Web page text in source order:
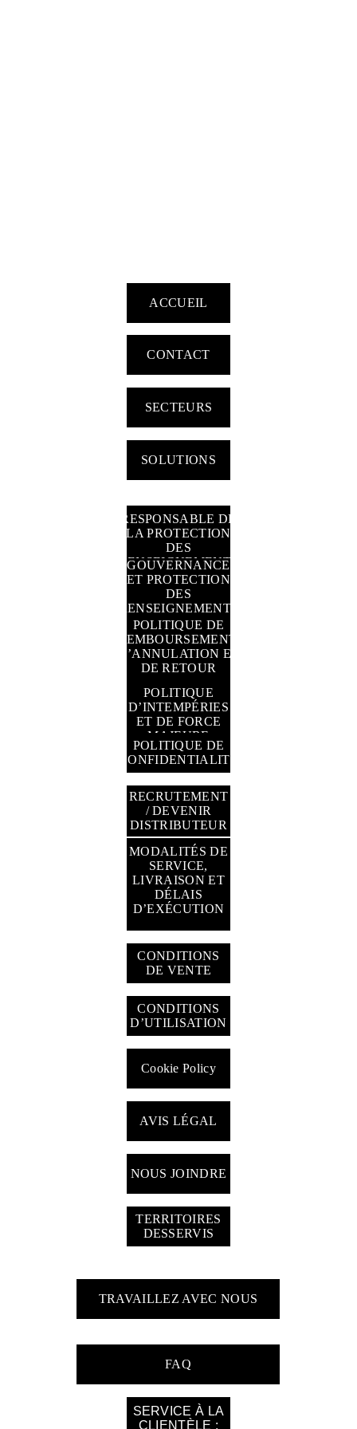
ACCUEIL
CONTACT
SECTEURS
TRAVAILLEZ AVEC NOUS
SOLUTIONS
RESPONSABLE DE
LA PROTECTION
DES
RENSEIGNEMENTS
PERSONNELS
GESTION DES
TÉMOINS
GOUVERNANCE
ET PROTECTION
DES
RENSEIGNEMENTS
PERSONNELS
CONDITIONS
D’UTILISATION
CONDITIONS
DE VENTE
AVIS LÉGAL
POLITIQUE DE
REMBOURSEMENT,
D’ANNULATION ET
DE RETOUR
MODALITÉS DE
SERVICE,
LIVRAISON ET
DÉLAIS
D’EXÉCUTION
POLITIQUE
D’INTEMPÉRIES
ET DE FORCE
MAJEURE
POLITIQUE DE
CONFIDENTIALITÉ
NOUS JOINDRE
FAQ
TERRITOIRES
DESSERVIS
RECRUTEMENT
/ DEVENIR
DISTRIBUTEUR
SERVICE À LA
CLIENTÈLE :
Cookie Policy